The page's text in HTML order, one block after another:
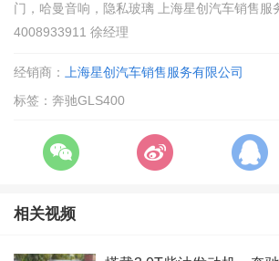
门，哈曼音响，隐私玻璃 上海星创汽车销售服
4008933911 徐经理
经销商：
上海星创汽车销售服务有限公司
标签：奔驰GLS400
相关视频